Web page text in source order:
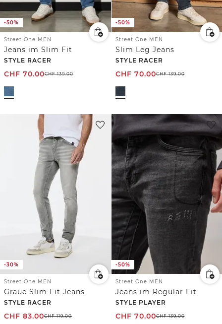
-50%
Street One MEN
Jeans im Slim Fit
STYLE RACER
CHF 70.00CHF139.00
-50%
Street One MEN
Slim Leg Jeans
STYLE RACER
CHF 70.00CHF139.00
-30%
Street One MEN
Graue Slim Fit Jeans
STYLE RACER
CHF 83.00CHF119.00
-50%
Street One MEN
Jeans im Regular Fit
STYLE PLAYER
CHF 70.00CHF139.00